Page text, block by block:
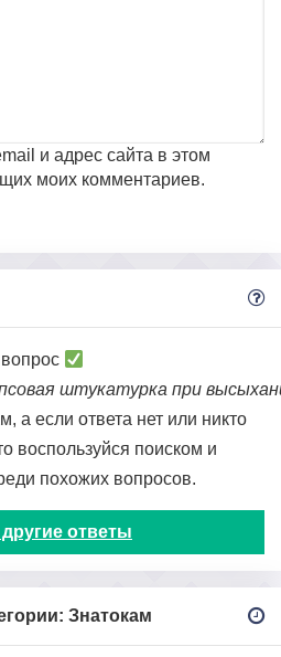
и адрес сайта в этом
моих комментариев.
штукатурка при
а если ответа нет или никто
воспользуйся поиском и
похожих вопросов.
другие ответы
Знатокам